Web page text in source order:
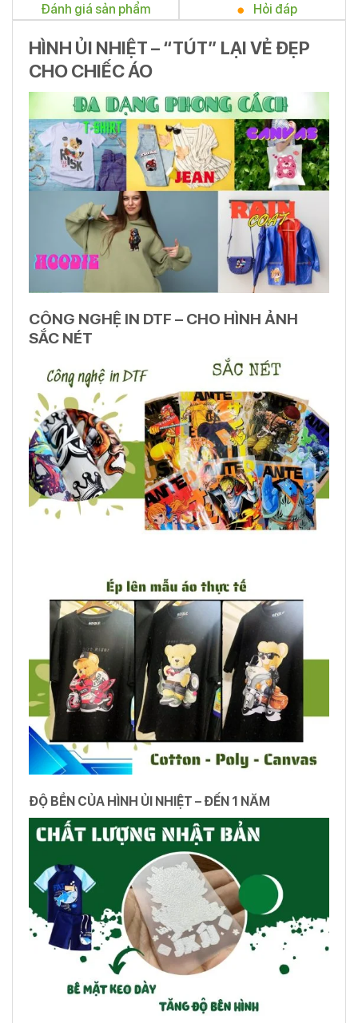
Đánh giá sản phẩm
Hỏi đáp
HÌNH ỦI NHIỆT – “TÚT” LẠI VẺ ĐẸP
CHO CHIẾC ÁO
CÔNG NGHỆ IN DTF – CHO HÌNH ẢNH
SẮC NÉT
ĐỘ BỀN CỦA HÌNH ỦI NHIỆT – ĐẾN 1 NĂM